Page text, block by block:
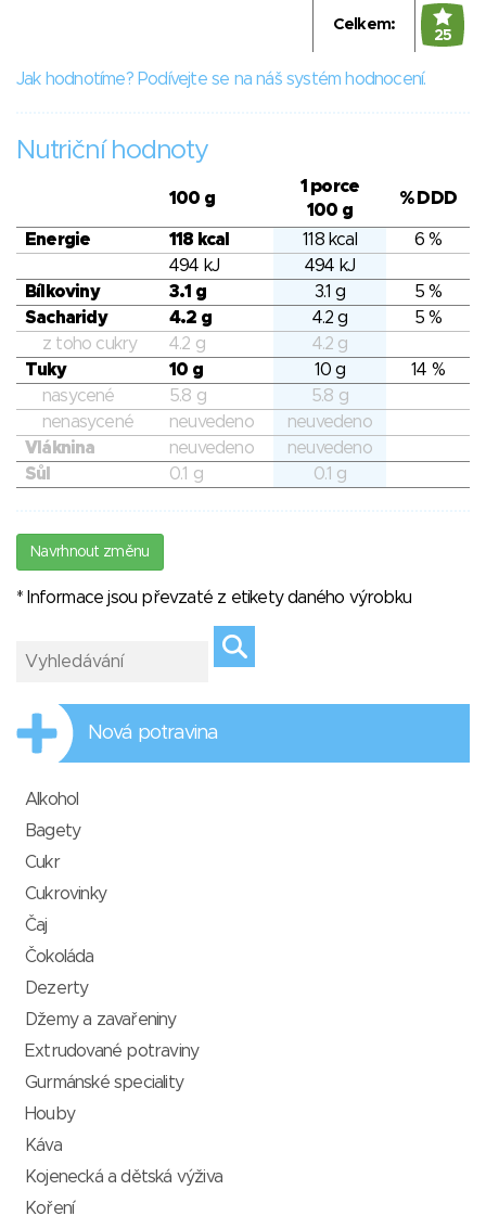
Celkem:
25
Jak hodnotíme? Podívejte se na náš systém hodnocení.
Nutriční hodnoty
100 g
1 porce
100 g
% DDD
Energie 118 kcal 118 kcal
6 %
494 kJ
494 kJ
Bílkoviny
3.1 g 3.1 g
5 %
Sacharidy
4.2 g 4.2 g
5 %
z toho cukry
4.2 g
4.2 g
Tuky
10 g 10 g
14 %
nasycené
5.8 g
5.8 g
nenasycené
neuvedeno
neuvedeno
Vláknina
neuvedeno
neuvedeno
Sůl
0.1 g 0.1 g
Navrhnout změnu
* Informace jsou převzaté z etikety daného výrobku
Nová potravina
Alkohol
Bagety
Cukr
Cukrovinky
Čaj
Čokoláda
Dezerty
Džemy a zavařeniny
Extrudované potraviny
Gurmánské speciality
Houby
Káva
Kojenecká a dětská výživa
Koření